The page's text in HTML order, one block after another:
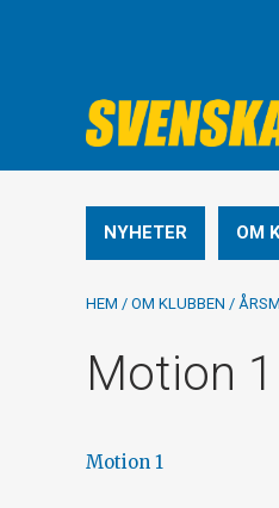
NYHETER OM
HEM / OM KLUBBEN /
Motion 1
Motion 1